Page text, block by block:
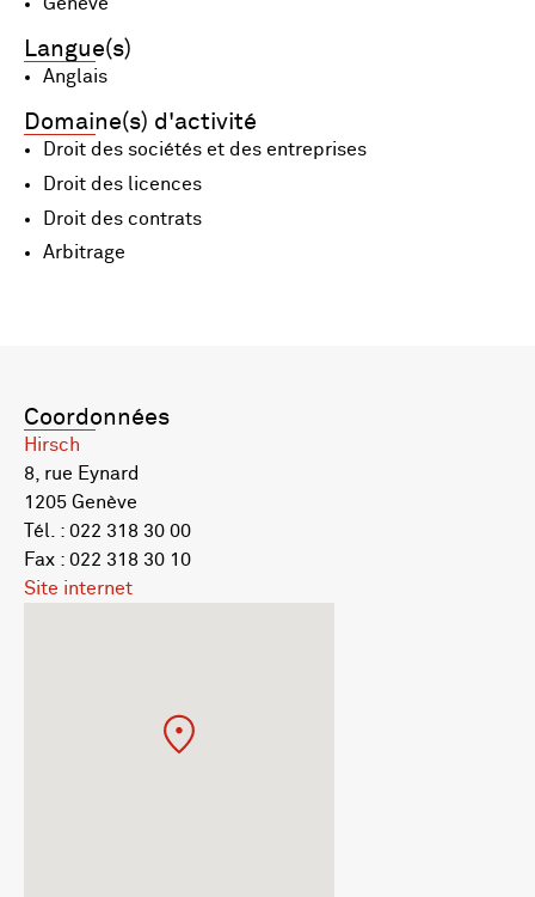
Langue(s)
Anglais
Domaine(s) d'activité
Droit des sociétés et des entreprises
Droit des licences
Droit des contrats
Arbitrage
Coordonnées
Hirsch
8, rue Eynard
1205 Genève
Tél. : 022 318 30 00
Fax : 022 318 30 10
Site internet